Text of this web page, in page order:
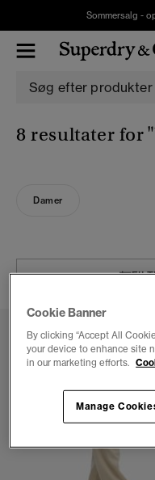
Sommersalg -
8 resultater for
Damer
Cookie Banner
By clicking “Accept All
your device to enhance site
in our marketing efforts.
Manage